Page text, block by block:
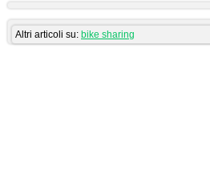
Altri articoli su: bike sharing